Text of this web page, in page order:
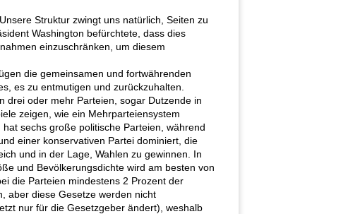
Struktur zwingt uns natürlich, Seiten zu
Washington befürchtete, dass dies
einzuschränken, um diesem
die gemeinsamen und fortwährenden
es zu entmutigen und zurückzuhalten.
drei oder mehr Parteien, sogar Dutzende in
zeigen, wie ein Mehrparteiensystem
sechs große politische Parteien, während
einer konservativen Partei dominiert, die
und in der Lage, Wahlen zu gewinnen. In
und Bevölkerungsdichte wird am besten von
die Parteien mindestens 2 Prozent der
aber diese Gesetze werden nicht
nur für die Gesetzgeber ändert), weshalb